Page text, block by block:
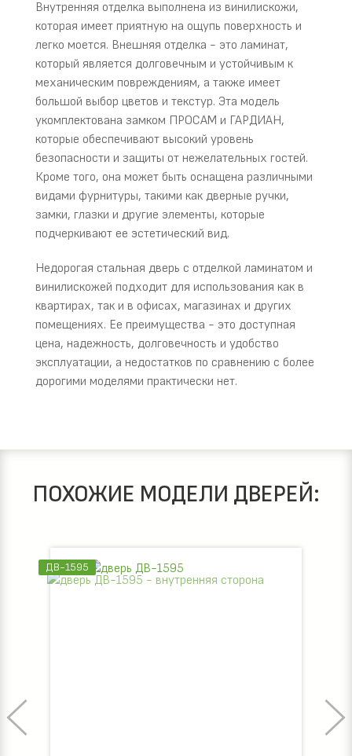
Внутренняя отделка выполнена из винилискожи,
которая имеет приятную на ощупь поверхность и
легко моется. Внешняя отделка - это ламинат,
который является долговечным и устойчивым к
механическим повреждениям, а также имеет
большой выбор цветов и текстур. Эта модель
укомплектована замком ПРОСАМ и ГАРДИАН,
которые обеспечивают высокий уровень
безопасности и защиты от нежелательных гостей.
Кроме того, она может быть оснащена различными
видами фурнитуры, такими как дверные ручки,
замки, глазки и другие элементы, которые
подчеркивают ее эстетический вид.
Недорогая стальная дверь с отделкой ламинатом и
винилискожей подходит для использования как в
квартирах, так и в офисах, магазинах и других
помещениях. Ее преимущества - это доступная
цена, надежность, долговечность и удобство
эксплуатации, а недостатков по сравнению с более
дорогими моделями практически нет.
ПОХОЖИЕ МОДЕЛИ ДВЕРЕЙ:
ДВ-1595